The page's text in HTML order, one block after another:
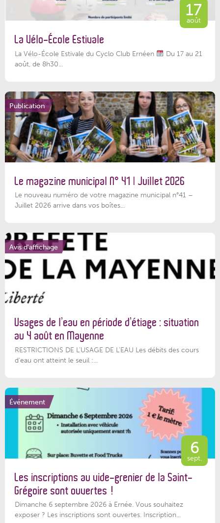
17
août
La Vélo-École Estivale
La Vélo-École Estivale du Cyclo Club Ernéen
Du 17 au 21
août, de 8h30...
Publication
Le magazine municipal N° 41 | Juillet 2026
Le nouveau numéro de votre magazine municipal n°41 –
Juillet 2026 arrive dans vos boîtes...
Avis d'affichage
Usages de l’eau en période d’étiage : situation
au 4 août en Mayenne
RESTRICTIONS DE L’USAGE DE L’EAU Les débits des cours
d'eau ont atteint le seuil :...
Événement
6
sept.
Les inscriptions au vide-grenier de la Saint-
Grégoire sont ouvertes !
Dimanche 6 septembre 2026 à Ernée. Vous souhaitez
exposer ? Les inscriptions sont ouvertes. Inscription...